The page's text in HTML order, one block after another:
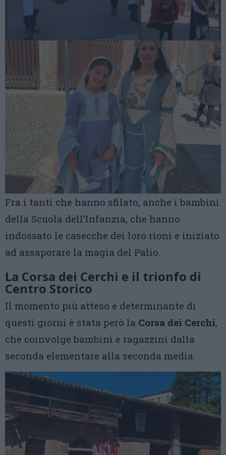
Fra i tanti che hanno sfilato, anche i bambini
della Scuola dell’Infanzia, che hanno
indossato le casecche dei loro rioni e iniziato
ad assaporare la magia del Palio.
La Corsa dei Cerchi e il trionfo di
Centro Storico
Il momento più atteso e determinante di
questi giorni è stata però la Corsa dei Cerchi,
che coinvolge bambini e ragazzini dalla
seconda elementare alla seconda media.